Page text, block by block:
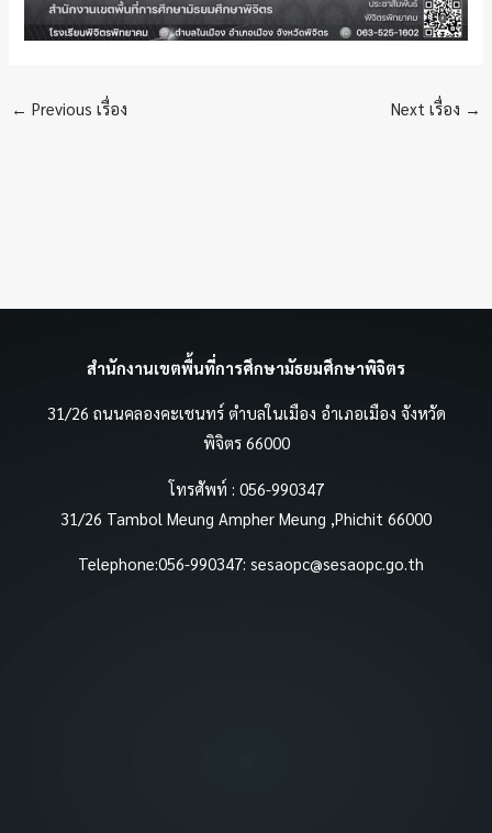
← Previous เรื่อง Next เรื่อง →
สำนักงานเขตพื้นที่การศึกษามัธยมศึกษาพิจิตร
31/26 ถนนคลองคะเชนทร์ ตำบลในเมือง อำเภอเมือง จังหวัด
พิจิตร 66000
โทรศัพท์ : 056-990347
31/26 Tambol Meung Ampher Meung ,Phichit 66000
Telephone:056-990347: sesaopc@sesaopc.go.th